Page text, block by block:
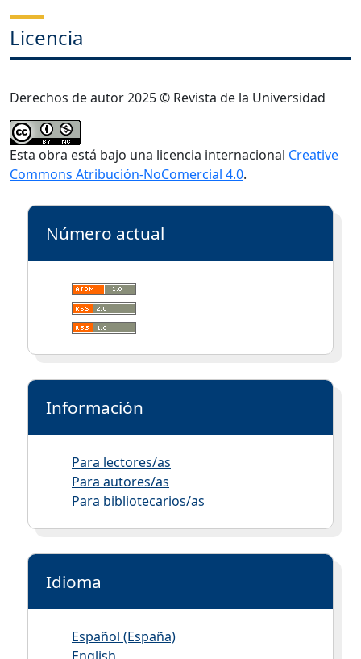
Licencia
Derechos de autor 2025 © Revista de la Universidad
Esta obra está bajo una licencia internacional Creative
Commons Atribución-NoComercial 4.0.
Número actual
Información
Para lectores/as
Para autores/as
Para bibliotecarios/as
Idioma
Español (España)